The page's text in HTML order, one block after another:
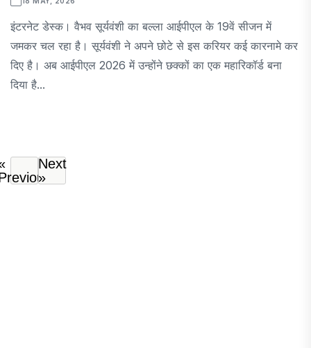
इंटरनेट डेस्क। वैभव सूर्यवंशी का बल्ला आईपीएल के 19वें सीजन में
जमकर चल रहा है। सूर्यवंशी ने अपने छोटे से इस करियर कई कारनामे कर
दिए है। अब आईपीएल 2026 में उन्होंने छक्कों का एक महारिकॉर्ड बना
दिया है...
Next
»